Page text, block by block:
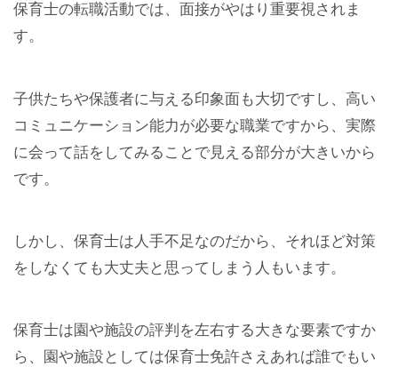
保育士の転職活動では、面接がやはり重要視されま
す。
子供たちや保護者に与える印象面も大切ですし、高い
コミュニケーション能力が必要な職業ですから、実際
に会って話をしてみることで見える部分が大きいから
です。
しかし、保育士は人手不足なのだから、それほど対策
をしなくても大丈夫と思ってしまう人もいます。
保育士は園や施設の評判を左右する大きな要素ですか
ら、園や施設としては保育士免許さえあれば誰でもい